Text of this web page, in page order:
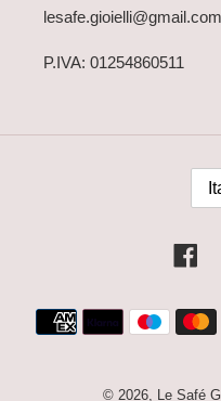
lesafe.gioielli@gmail.com
P.IVA: 01254860511
U
© 2026, Le Safé